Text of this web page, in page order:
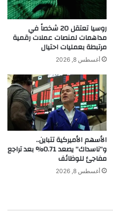
روسيا تعتقل 20 شخصاً في
مداهمات لمنصات عملات رقمية
مرتبطة بعمليات احتيال
أغسطس 8, 2026
الأسهم الأميركية تتباين..
و”ناسداك” يصعد 0.71% بعد تراجع
مفاجئ للوظائف
أغسطس 8, 2026